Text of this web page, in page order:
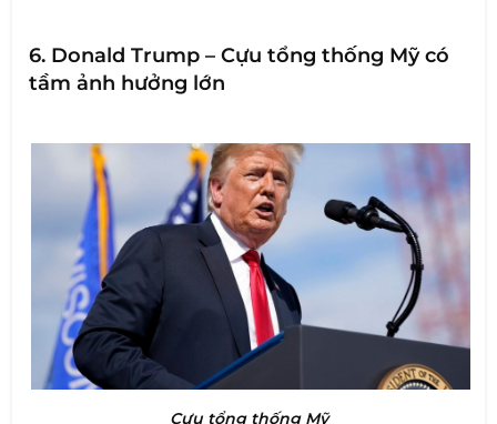
6. Donald Trump – Cựu tổng thống Mỹ có
tầm ảnh hưởng lớn
Cựu tổng thống Mỹ